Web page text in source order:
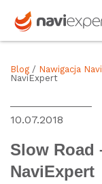
Blog / Nawigacja
NaviExpert
10.07.2018
Slow Road
NaviExpert